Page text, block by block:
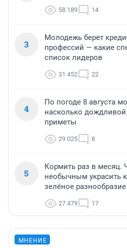
58 189 14
3
Молодежь берет
профессий — какие
список лидеров
31 452 22
4
По погоде 8 августа
насколько
приметы
29 025 8
5
Кормить раз в
необычным украсить
зелёное
27 479 17
МНЕНИЕ